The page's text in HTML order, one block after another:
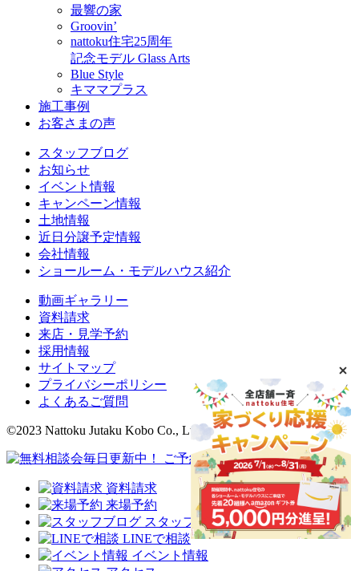
最響の家
Groovin’
nattoku住宅25周年
記念モデル Glass Arts
Blue Style
キママプラス
施工事例
お客さまの声
スタッフブログ
お知らせ
イベント情報
キャンペーン情報
土地情報
近日分譲予定情報
会社情報
ショールーム・モデルハウス紹介
動画ギャラリー
資料請求
来店・見学予約
採用情報
サイトマップ
プライバシーポリシー
よくあるご質問
©2023 Nattoku Jutaku Kobo Co., Ltd.
資料請求
来場予約
スタッフブログ
LINEで相談
イベント情報